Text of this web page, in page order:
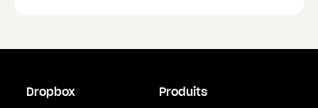
Dropbox Produits